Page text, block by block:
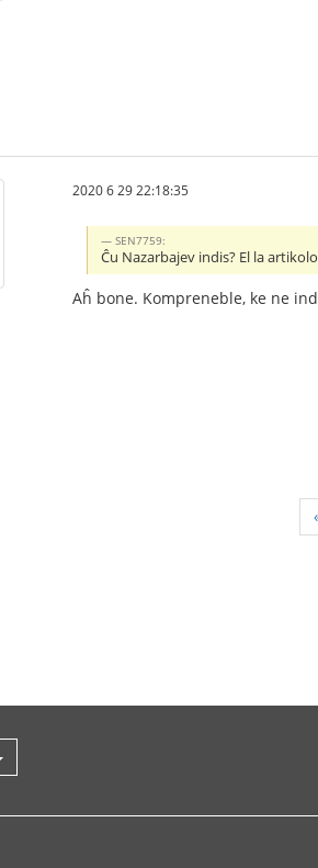
2020 6 29 22:18:35
SEN7759:
Ĉu Nazarbajev indis? El la
Aĥ bone. Kompreneble, ke ne